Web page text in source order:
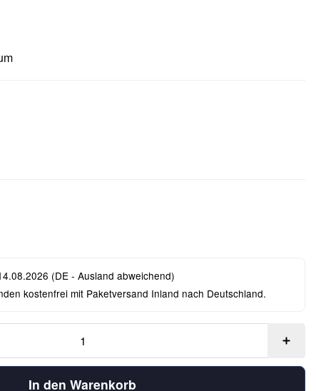
(DE - Ausland abweichend)
kostenfrei mit Paketversand Inland nach Deutschland.
In den Warenkorb